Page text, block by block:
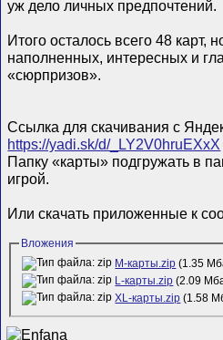
уж дело личных предпочтений.
Итого осталось всего 48 карт,
наполненных, интересных и
«сюрпризов».
Ссылка для скачивания с
https://yadi.sk/d/_LY2V0hruEXxX
Папку «карты» подгружать в
игрой.
Или скачать приложенные к
Вложения
М-карты.zip (1.35
L-карты.zip (2.09
XL-карты.zip (1.58